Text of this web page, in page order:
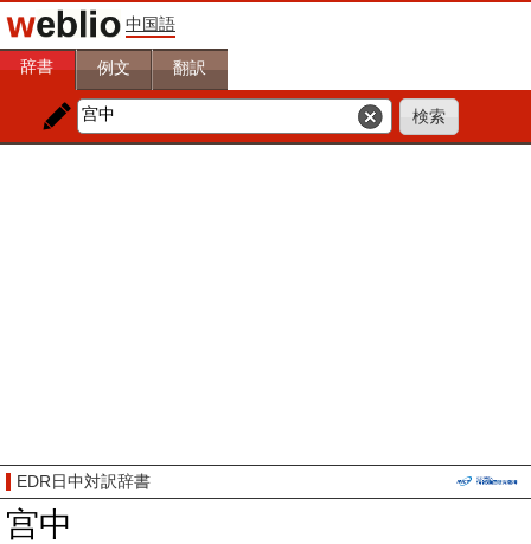
中国語
辞書 例文 翻訳
EDR日中対訳辞書
宫中